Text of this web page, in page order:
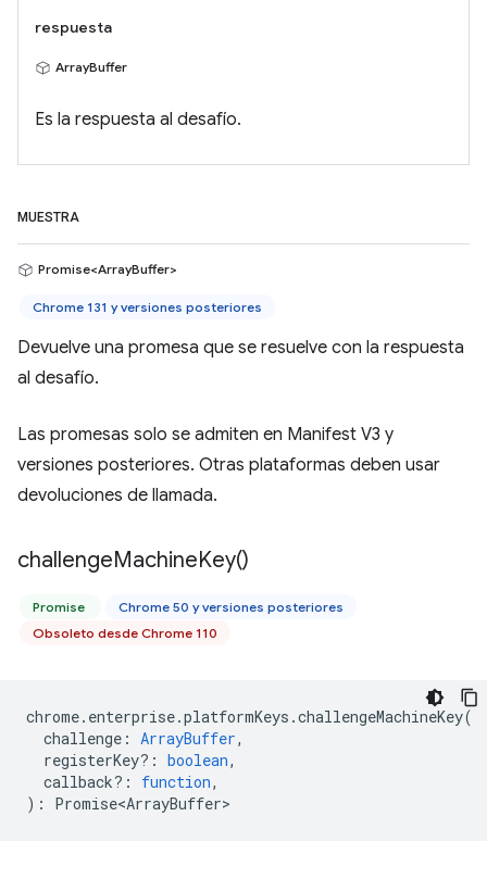
respuesta
ArrayBuffer
Es la respuesta al desafío.
MUESTRA
Promise<ArrayBuffer>
Chrome 131 y versiones posteriores
Devuelve una promesa que se resuelve con la respuesta
al desafío.
Las promesas solo se admiten en Manifest V3 y
versiones posteriores. Otras plataformas deben usar
devoluciones de llamada.
challengeMachineKey()
Promise
Chrome 50 y versiones posteriores
Obsoleto desde Chrome 110
chrome. enterprise.platformKeys .challengeMachineKey(
challenge : ArrayBuffer,
registerKey? : boolean,
callback? : function,
) : Promise<ArrayBuffer>